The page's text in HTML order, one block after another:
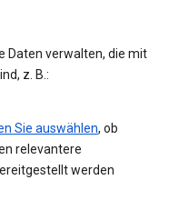
Daten verwalten, die mit
z. B.:
Sie auswählen, ob
relevantere
werden